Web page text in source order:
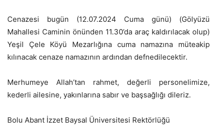
Cenazesi bugün (12.07.2024 Cuma günü) (Gölyüzü
Mahallesi Caminin önünden 11.30’da araç kaldırılacak olup)
Yeşil Çele Köyü Mezarlığına cumanamazına müteakip
kılınacak cenaze namazının ardından defnedilecektir.
Merhumeye Allah’tan rahmet, değerli personelimize,
kederli ailesine, yakınlarına sabır ve başsağlığı dileriz.
Bolu Abant İzzet Baysal Üniversitesi Rektörlüğü